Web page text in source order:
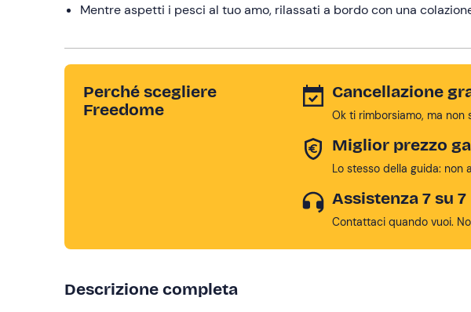
Mentre aspetti i pesci al tuo amo, rilassati a bordo con una
Perché scegliere
Freedome
Cancellazione
Ok ti rimborsiamo, ma non
Miglior prezzo
Lo stesso della guida: non
Assistenza 7 su 7
Contattaci quando vuoi.
Descrizione completa